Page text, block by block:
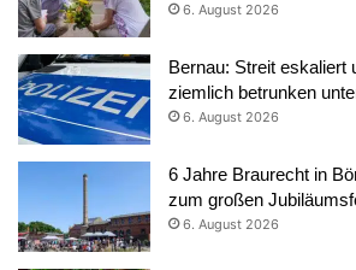
6. August 2026
Bernau: Streit eskaliert
ziemlich betrunken
6. August 2026
6 Jahre Braurecht in
zum großen
6. August 2026